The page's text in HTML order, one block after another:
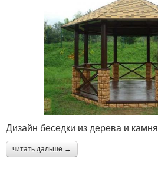
Дизайн беседки из дерева и камня
читать дальше →